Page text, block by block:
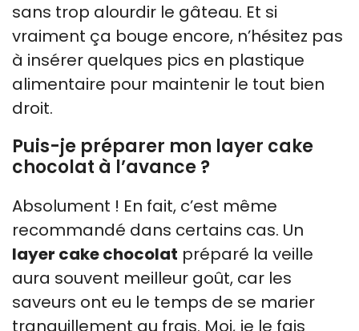
sans trop alourdir le gâteau. Et si
vraiment ça bouge encore, n’hésitez pas
à insérer quelques pics en plastique
alimentaire pour maintenir le tout bien
droit.
Puis-je préparer mon layer cake
chocolat à l’avance ?
Absolument ! En fait, c’est même
recommandé dans certains cas. Un
layer cake chocolat préparé la veille
aura souvent meilleur goût, car les
saveurs ont eu le temps de se marier
tranquillement au frais. Moi, je le fais